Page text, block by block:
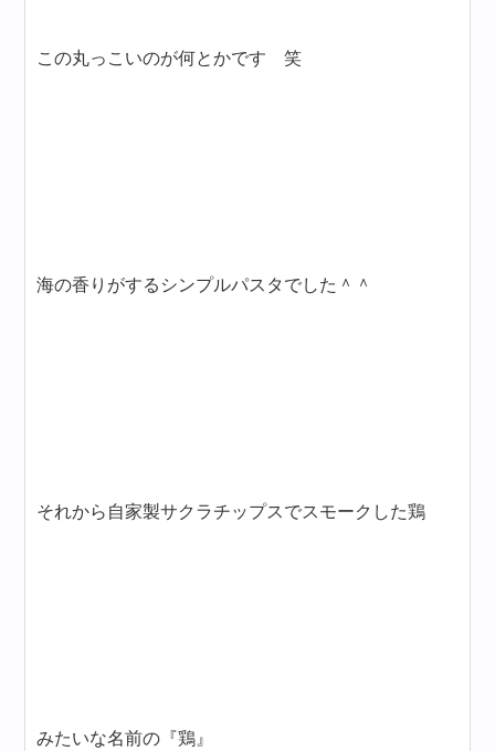
この丸っこいのが何とかです 笑
海の香りがするシンプルパスタでした＾＾
それから自家製サクラチップスでスモークした鶏
みたいな名前の『鶏』